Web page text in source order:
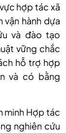
hợp tác xã
vận hành dựa
và đào tạo
vững chắc
hỗ trợ hợp
và có bằng
minh Hợp tác
nghiên cứu